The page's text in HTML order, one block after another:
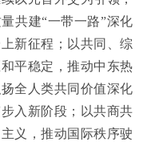
共建“一带一路”深化
新征程；以共同、综
平稳定，推动中东热
全人类共同价值深化
入新阶段；以共商共
义，推动国际秩序驶